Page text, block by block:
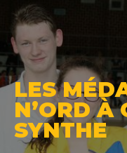
LES
N’ORD À
SYNTHE